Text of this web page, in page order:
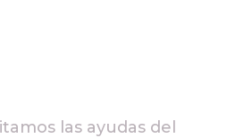
las ayudas del